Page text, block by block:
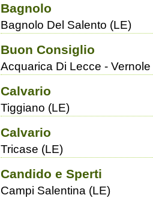
Bagnolo
Bagnolo Del Salento (LE)
Buon Consiglio
Acquarica Di Lecce - Vernole
Calvario
Tiggiano (LE)
Calvario
Tricase (LE)
Candido e Sperti
Campi Salentina (LE)